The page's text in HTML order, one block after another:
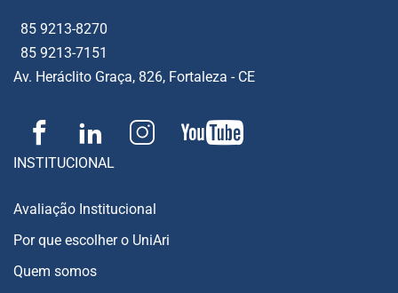
85 9213-8270
85 9213-7151
Av. Heráclito Graça, 826, Fortaleza - CE
INSTITUCIONAL
Avaliação Institucional
Por que escolher o UniAri
Quem somos